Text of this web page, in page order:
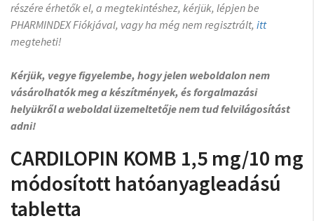
részére érhetők el, a megtekintéshez, kérjük, lépjen be
PHARMINDEX Fiókjával, vagy ha még nem regisztrált, itt
megteheti!
Kérjük, vegye figyelembe, hogy jelen weboldalon nem
vásárolhatók meg a készítmények, és forgalmazási
helyükről a weboldal üzemeltetője nem tud felvilágosítást
adni!
CARDILOPIN KOMB 1,5 mg/10 mg
módosított hatóanyagleadású
tabletta